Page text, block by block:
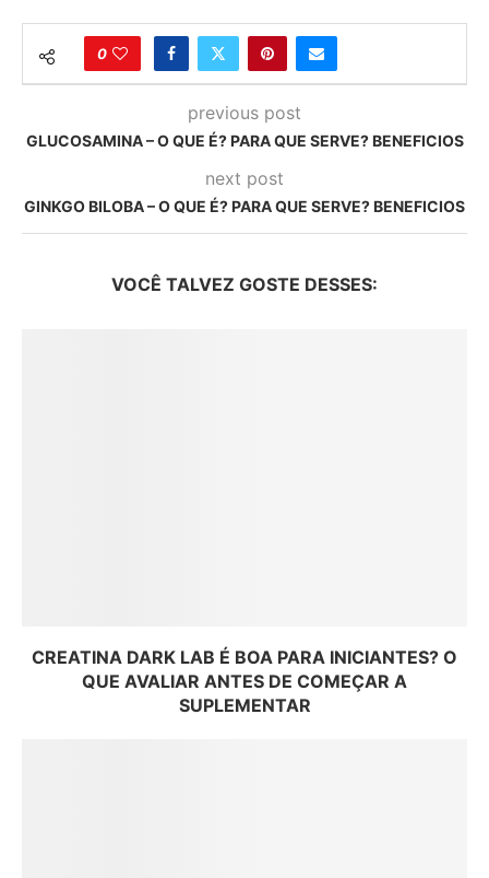
0
previous post
GLUCOSAMINA – O QUE É? PARA QUE SERVE? BENEFICIOS
next post
GINKGO BILOBA – O QUE É? PARA QUE SERVE? BENEFICIOS
VOCÊ TALVEZ GOSTE DESSES:
CREATINA DARK LAB É BOA PARA INICIANTES? O
QUE AVALIAR ANTES DE COMEÇAR A
SUPLEMENTAR